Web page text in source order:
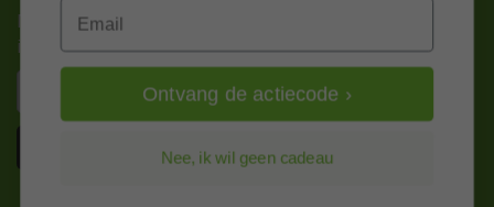
Nieuws, tips en exclusieve deals rechtstreeks in je
inbox
Email
Inschrijven
Ontvang de actiecode ›
Nee, ik wil geen cadeau